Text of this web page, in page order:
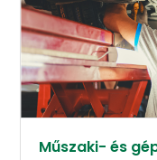
Műszaki- és